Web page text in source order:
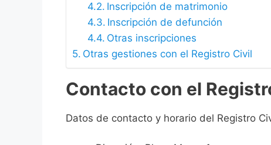
Inscripción de matrimonio
Inscripción de defunción
Otras inscripciones
Otras gestiones con el Registro Civil
Contacto con el
Datos de contacto y horario del Registro